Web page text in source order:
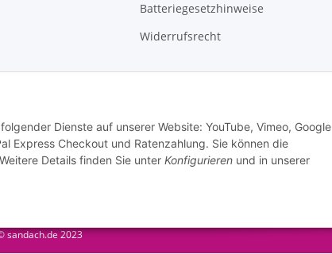
Dienste auf unserer Website: YouTube, Vimeo, Google
Express Checkout und Ratenzahlung. Sie können die
Details finden Sie unter Konfigurieren und in unserer
Batteriegesetzhinweise
Widerrufsrecht
sandach.de 2023